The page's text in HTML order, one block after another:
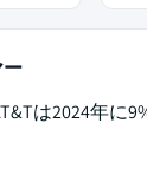
は2024年に